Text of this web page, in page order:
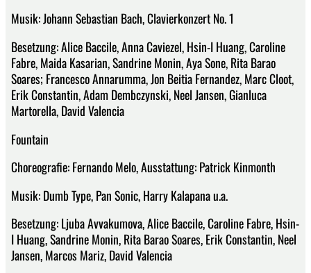
Musik: Johann Sebastian Bach, Clavierkonzert No. 1
Besetzung: Alice Baccile, Anna Caviezel, Hsin-I Huang, Caroline
Fabre, Maida Kasarian, Sandrine Monin, Aya Sone, Rita Barao
Soares; Francesco Annarumma, Jon Beitia Fernandez, Marc Cloot,
Erik Constantin, Adam Dembczynski, Neel Jansen, Gianluca
Martorella, David Valencia
Fountain
Choreografie: Fernando Melo, Ausstattung: Patrick Kinmonth
Musik: Dumb Type, Pan Sonic, Harry Kalapana u.a.
Besetzung: Ljuba Avvakumova, Alice Baccile, Caroline Fabre, Hsin-
I Huang, Sandrine Monin, Rita Barao Soares, Erik Constantin, Neel
Jansen, Marcos Mariz, David Valencia